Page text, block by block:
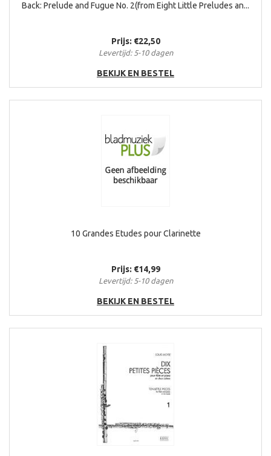
Back: Prelude and Fugue No. 2(from Eight Little Preludes an...
Prijs: €22,50
Levertijd: 5-10 dagen
BEKIJK EN BESTEL
10 Grandes Etudes pour Clarinette
Prijs: €14,99
Levertijd: 5-10 dagen
BEKIJK EN BESTEL